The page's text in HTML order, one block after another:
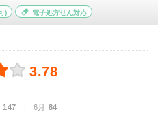
) 電子処方せん対応
3.78
147 | 6月:84